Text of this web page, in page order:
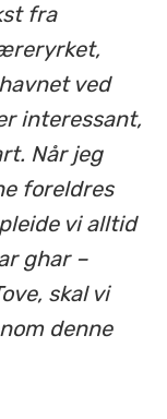
fra
ved
interessant,
Når jeg
foreldres
vi alltid
ghar –
skal vi
denne